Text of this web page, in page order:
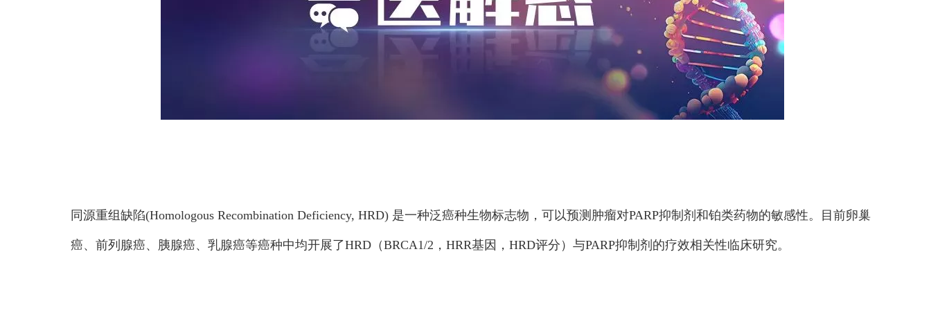
同源重组缺陷(Homologous Recombination Deficiency, HRD) 是一种泛癌种生物标志物，可以预测肿瘤对PARP抑制剂和铂类药物的敏感性。目前卵巢
癌、前列腺癌、胰腺癌、乳腺癌等癌种中均开展了HRD（BRCA1/2，HRR基因，HRD评分）与PARP抑制剂的疗效相关性临床研究。